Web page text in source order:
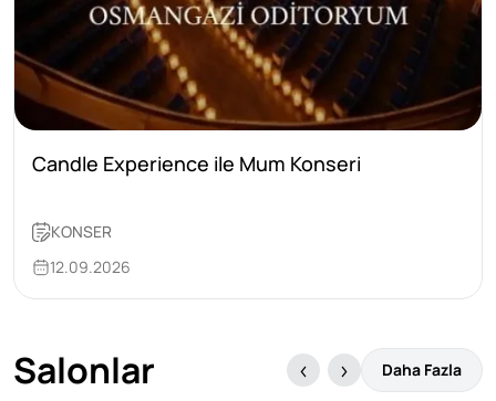
Candle Experience ile Mum Konseri
KONSER
12.09.2026
Salonlar Daha Fazla